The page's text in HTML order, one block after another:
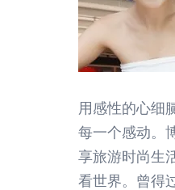
用感性的心细
每一个感动。
享旅游时尚生
看世界。曾得